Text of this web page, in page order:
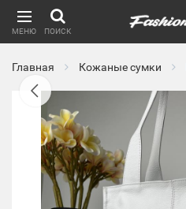
МЕНЮ ПОИСК
Главная Кожаные сумки